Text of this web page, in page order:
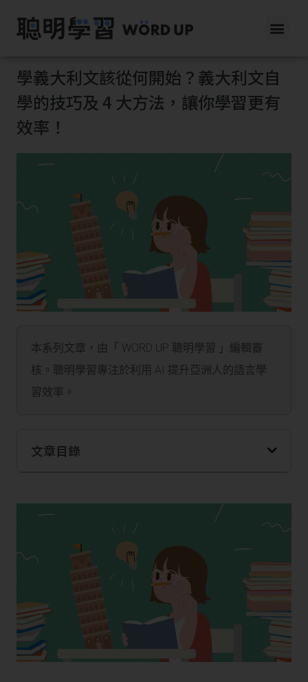
學義大利文該從何開始？義大利文自
學的技巧及 4 大方法，讓你學習更有
效率！
本系列文章，由「 WORD UP 聰明學習 」編輯審
核。聰明學習專注於利用 AI 提升亞洲人的語言學
習效率。
文章目錄